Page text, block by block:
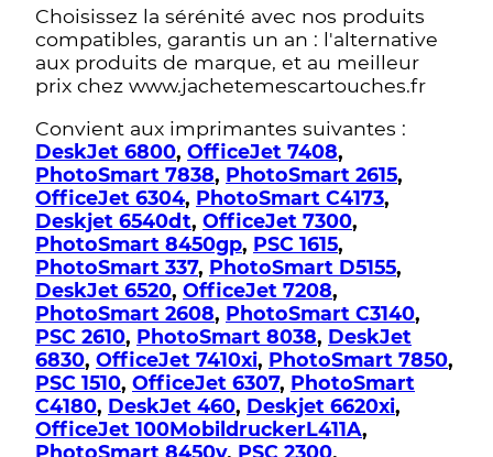
Choisissez la sérénité avec nos produits
compatibles, garantis un an : l'alternative
aux produits de marque, et au meilleur
prix chez www.jachetemescartouches.fr
Convient aux imprimantes suivantes :
DeskJet 6800, OfficeJet 7408,
PhotoSmart 7838, PhotoSmart 2615,
OfficeJet 6304, PhotoSmart C4173,
Deskjet 6540dt, OfficeJet 7300,
PhotoSmart 8450gp, PSC 1615,
PhotoSmart 337, PhotoSmart D5155,
DeskJet 6520, OfficeJet 7208,
PhotoSmart 2608, PhotoSmart C3140,
PSC 2610, PhotoSmart 8038, DeskJet
6830, OfficeJet 7410xi, PhotoSmart 7850,
PSC 1510, OfficeJet 6307, PhotoSmart
C4180, DeskJet 460, Deskjet 6620xi,
OfficeJet 100MobildruckerL411A,
PhotoSmart 8450v, PSC 2300,